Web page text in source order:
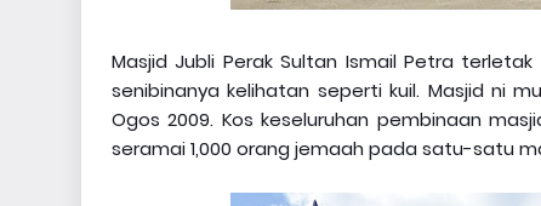
Masjid Jubli Perak Sultan Ismail Petra
senibinanya kelihatan seperti kuil. Masjid ni
Ogos 2009. Kos keseluruhan pembinaan
seramai 1,000 orang jemaah pada satu-satu